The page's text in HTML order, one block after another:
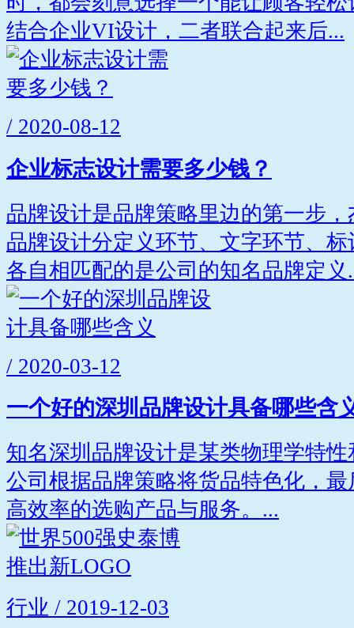
结合企业VI设计，二者联合起来后...
/ 2020-08-12
企业标志设计需要多少钱？
品牌设计是品牌策略里边的第一步
品牌设计分定义环节、文字环节、
各自相匹配的是公司的知名品牌定义
/ 2020-03-12
一个好的深圳品牌设计具备哪些含
知名深圳品牌设计是某类物理学特
公司根据品牌策略将货品特色化，
高效率的选购产品与服务。...
行业 / 2019-12-03